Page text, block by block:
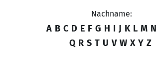
Nachname:
A B C D E F G H I J K L M N
Q R S T U V W X Y Z